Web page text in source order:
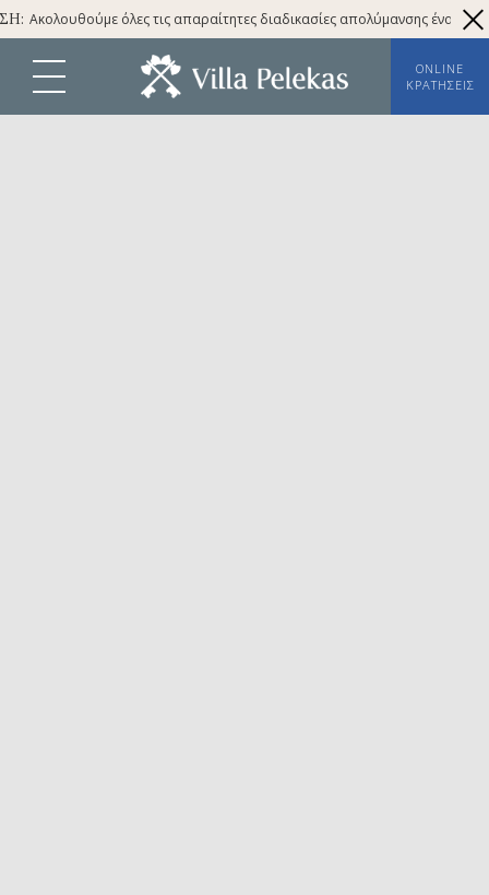
όλες τις απαραίτητες διαδικασίες απολύμανσης έναντι του
ONLINE
ΚΡΑΤΉΣΕΙΣ